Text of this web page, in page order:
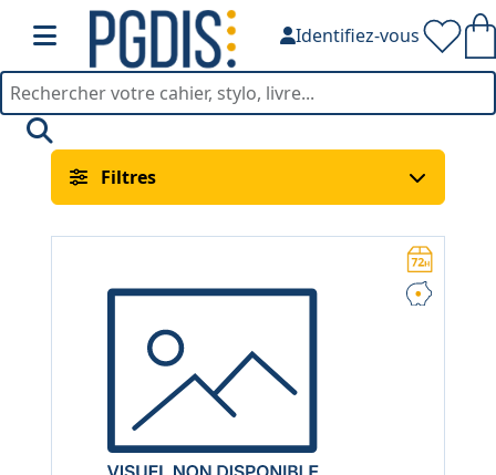
Identifiez-vous
Imprimantes & Scanners
Filtres